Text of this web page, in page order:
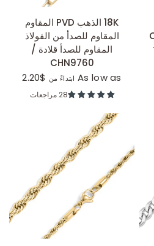
عرض سريع 18K الذهب PVD المقاوم
المقاوم للصدأ من الفولاذ
المقاوم للصدأ قلادة /
CHN9760
As low as ابتداءً من$2.20
28 مراجعات